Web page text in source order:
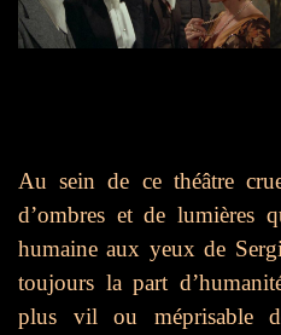
Au sein de ce théâtre
d’ombres et de lumières
humaine aux yeux de
toujours la part
plus vil ou méprisable